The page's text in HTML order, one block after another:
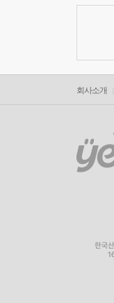
회사소개